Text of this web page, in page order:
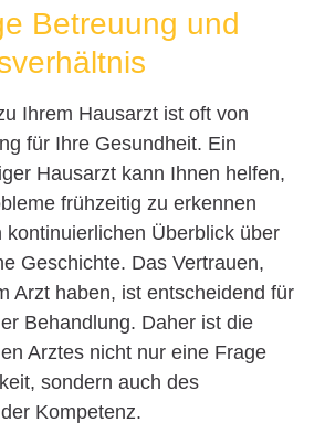
Betreuung und
Ihrem Hausarzt ist oft von
für Ihre Gesundheit. Ein
Hausarzt kann Ihnen helfen,
frühzeitig zu erkennen
kontinuierlichen Überblick über
Geschichte. Das Vertrauen,
Arzt haben, ist entscheidend für
Behandlung. Daher ist die
Arztes nicht nur eine Frage
sondern auch des
Kompetenz.